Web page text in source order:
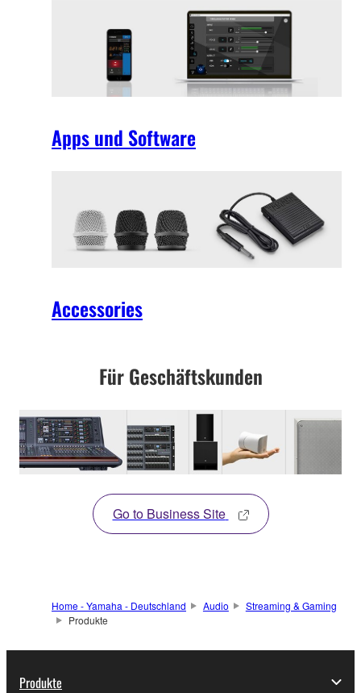
Apps und Software
Accessories
Für Geschäftskunden
Go to Business Site
Home - Yamaha - Deutschland Audio
Streaming & Gaming
Produkte
Produkte